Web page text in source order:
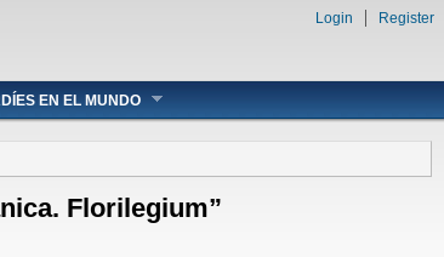
Login Register
EN EL MUNDO
Florilegium”